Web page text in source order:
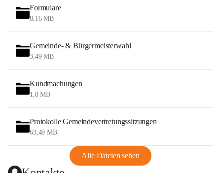
Formulare
8,16 MB
Gemeinde- & Bürgermeisterwahl
3,49 MB
Kundmachungen
1,8 MB
Protokolle Gemeindevertretungssitzungen
63,49 MB
Alle Dateien sehen